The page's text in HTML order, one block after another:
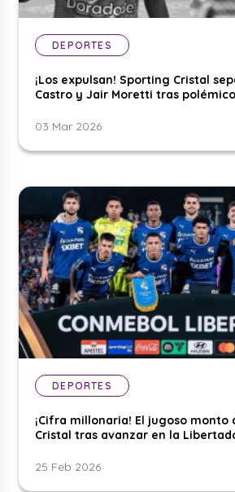
DEPORTES
¡Los expulsan! Sporting Cristal
Castro y Jair Moretti tras
03 Mar 2026
DEPORTES
¡Cifra millonaria! El jugoso monto
Cristal tras avanzar en la
25 Feb 2026